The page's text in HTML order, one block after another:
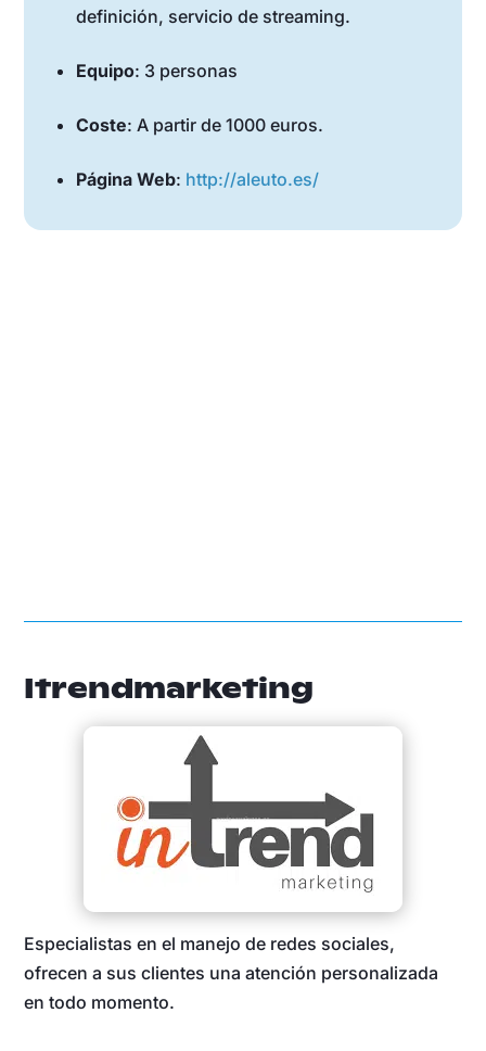
definición, servicio de streaming.
Equipo: 3 personas
Coste: A partir de 1000 euros.
Página Web: http://aleuto.es/
Itrendmarketing
Especialistas en el manejo de redes sociales,
ofrecen a sus clientes una atención personalizada
en todo momento.